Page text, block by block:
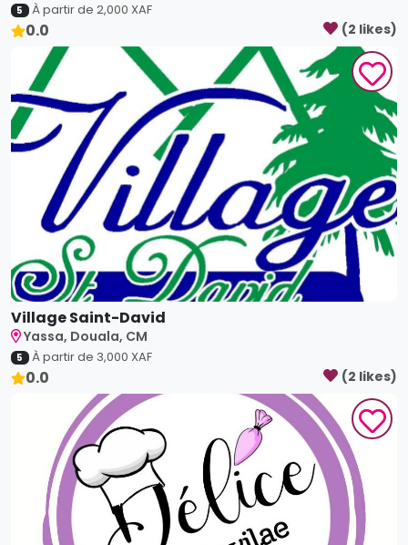
5 À partir de 2,000 XAF
0.0 (2 likes)
Village Saint-David
Yassa, Douala, CM
5 À partir de 3,000 XAF
0.0 (2 likes)